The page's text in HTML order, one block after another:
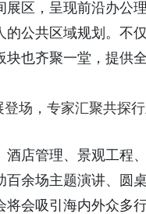
展区，呈现前沿办公
公共区域规划。不
也齐聚一堂，提供
场，专家汇聚共探
酒店管理、景观工程
余场主题演讲、圆
会吸引海内外众多